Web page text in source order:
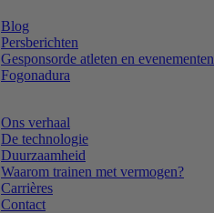
Blog
Persberichten
Gesponsorde atleten en evenementen
Fogonadura
Ons verhaal
De technologie
Duurzaamheid
Waarom trainen met vermogen?
Carrières
Contact